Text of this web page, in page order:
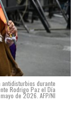
durante
Rodrigo Paz el Día
de 2026. AFP/NI